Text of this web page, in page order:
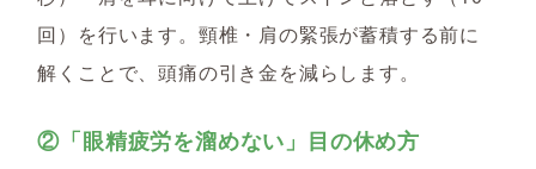
回）を行います。頸椎・肩の緊張が蓄積する前に
解くことで、頭痛の引き金を減らします。
②「眼精疲労を溜めない」目の休め方